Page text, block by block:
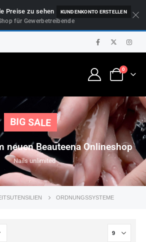
Preise zu sehen KUNDENKONTO ERSTELLEN
für Gewerbetreibende
0
BIG SALE
neuen Beauteena Onlineshop
Nails unlimited
ORDNUNGSSYSTEME